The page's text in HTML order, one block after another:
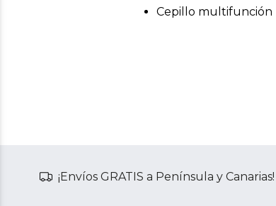
Cepillo multifunción
¡Envíos GRATIS a Península y Canarias!